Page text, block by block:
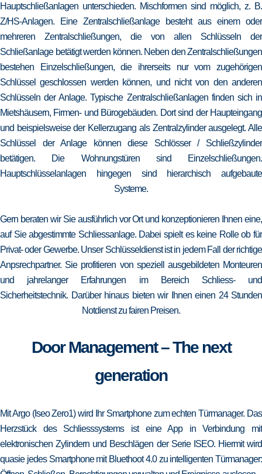
Hauptschließanlagen unterschieden. Mischformen sind möglich, z. B.
Z/HS-Anlagen. Eine Zentralschließanlage besteht aus einem oder
mehreren Zentralschließungen, die von allen Schlüsseln der
Schließanlage betätigt werden können. Neben den Zentralschließungen
bestehen Einzelschließungen, die ihrerseits nur vom zugehörigen
Schlüssel geschlossen werden können, und nicht von den anderen
Schlüsseln der Anlage. Typische Zentralschließanlagen finden sich in
Mietshäusern, Firmen- und Bürogebäuden. Dort sind der Haupteingang
und beispielsweise der Kellerzugang als Zentralzylinder ausgelegt. Alle
Schlüssel der Anlage können diese Schlösser / Schließzylinder
betätigen. Die Wohnungstüren sind Einzelschließungen.
Hauptschlüsselanlagen hingegen sind hierarchisch aufgebaute
Systeme.
Gern beraten wir Sie ausführlich vor Ort und konzeptionieren Ihnen eine,
auf Sie abgestimmte Schliessanlage. Dabei spielt es keine Rolle ob für
Privat- oder Gewerbe. Unser Schlüsseldienst ist in jedem Fall der richtige
Anpsrechpartner. Sie profitieren von speziell ausgebildeten Monteuren
und jahrelanger Erfahrungen im Bereich Schliess- und
Sicherheitstechnik. Darüber hinaus bieten wir Ihnen einen 24 Stunden
Notdienst zu fairen Preisen.
Door Management – The next
generation
Mit Argo (Iseo Zero1) wird Ihr Smartphone zum echten Türmanager. Das
Herzstück des Schliesssystems ist eine App in Verbindung mit
elektronischen Zylindern und Beschlägen der Serie ISEO. Hiermit wird
quasie jedes Smartphone mit Bluethoot 4.0 zu intelligenten Türmanager: